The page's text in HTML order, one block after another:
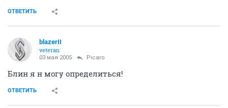
ОТВЕТИТЬ
blazerII
veteran
03 мая 2005 Picaro
Блин я н могу определиться!
ОТВЕТИТЬ